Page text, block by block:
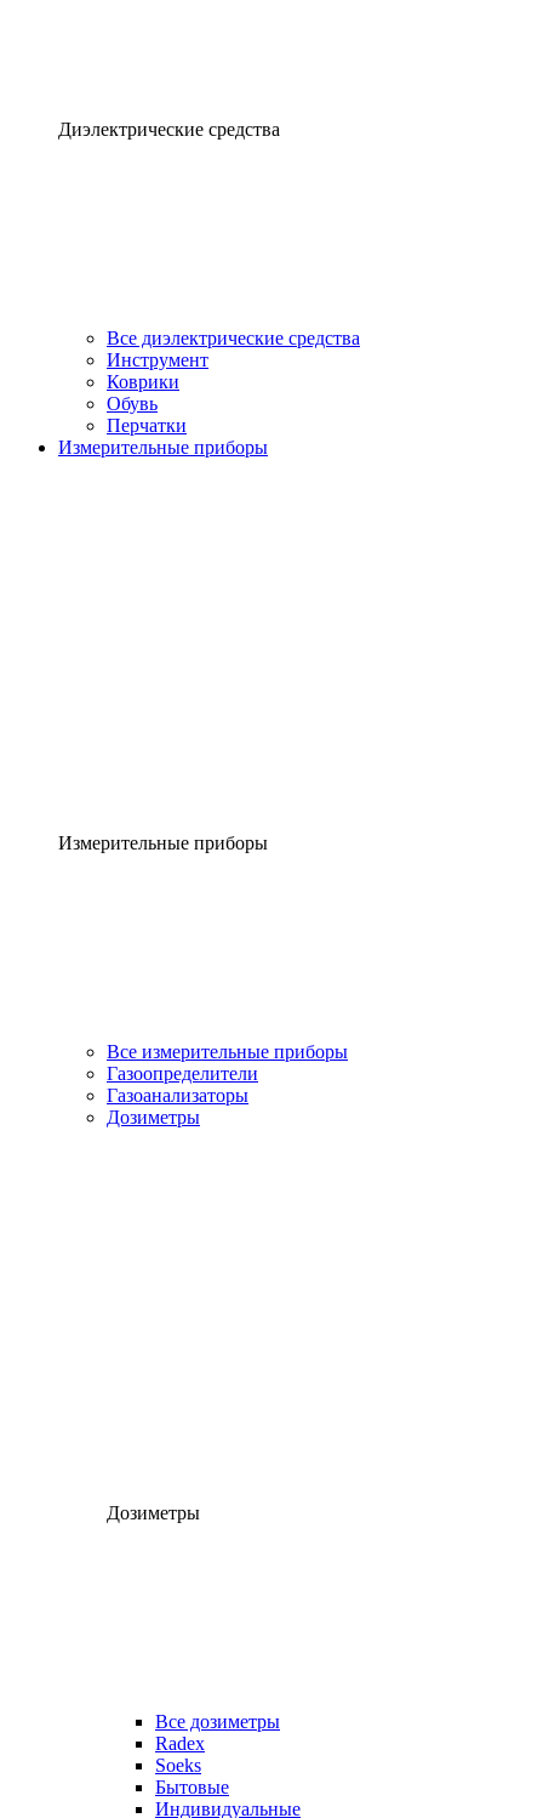
Диэлектрические средства
Все диэлектрические средства
Инструмент
Коврики
Обувь
Перчатки
Измерительные приборы
Измерительные приборы
Все измерительные приборы
Газоопределители
Газоанализаторы
Дозиметры
Дозиметры
Все дозиметры
Radex
Soeks
Бытовые
Индивидуальные